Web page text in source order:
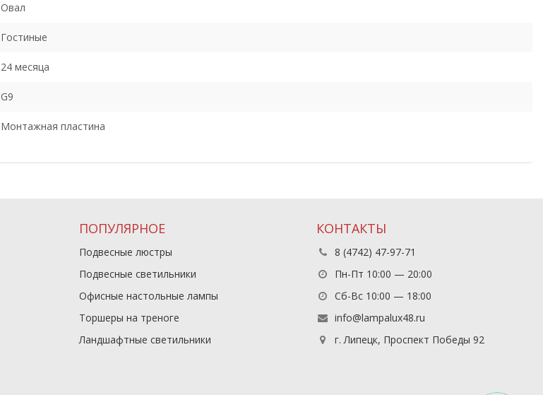
Овал
Гостиные
24 месяца
G9
Монтажная пластина
ПОПУЛЯРНОЕ
Подвесные люстры
Подвесные светильники
Офисные настольные лампы
Торшеры на треноге
Ландшафтные светильники
КОНТАКТЫ
8 (4742) 47-97-71
Пн-Пт 10:00 — 20:00
Сб-Вс 10:00 — 18:00
info@lampalux48.ru
г. Липецк, Проспект Победы 92